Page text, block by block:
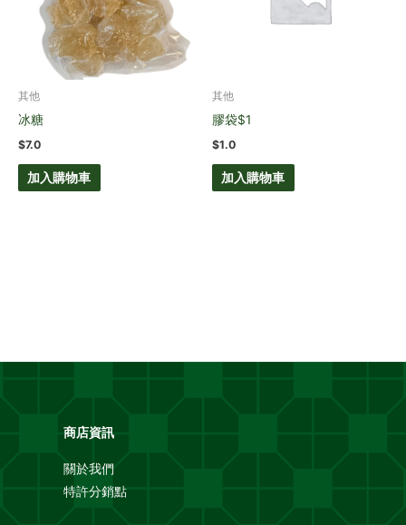
其他
冰糖
$7.0
加入購物車
其他
膠袋$1
$1.0
加入購物車
商店資訊
關於我們
特許分銷點